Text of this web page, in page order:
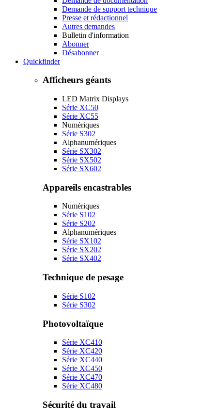
Demande de support technique
Presse et rédactionnel
Autres demandes
Bulletin d'information
Abonner
Désabonner
Quickfinder
Afficheurs géants
LED Matrix Displays
Série XC50
Série XC55
Numériques
Série S302
Alphanumériques
Série SX302
Série SX502
Série SX602
Appareils encastrables
Numériques
Série S102
Série S202
Alphanumériques
Série SX102
Série SX202
Série SX402
Technique de pesage
Série S102
Série S302
Photovoltaïque
Série XC410
Série XC420
Série XC440
Série XC450
Série XC470
Série XC480
Sécurité du travail